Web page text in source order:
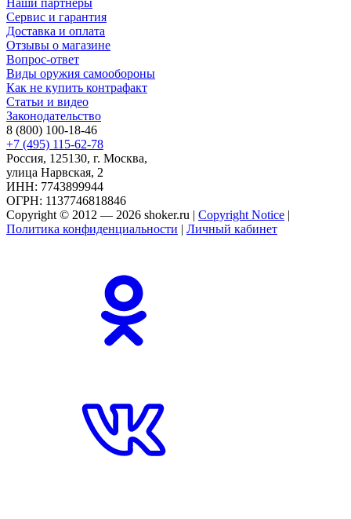
Наши партнеры
Сервис и гарантия
Доставка и оплата
Отзывы о магазине
Вопрос-ответ
Виды оружия самообороны
Как не купить контрафакт
Статьи и видео
Законодательство
8 (800) 100-18-46
+7 (495) 115-62-78
Россия, 125130, г. Москва,
улица Нарвская, 2
ИНН: 7743899944
ОГРН: 1137746818846
Copyright © 2012 — 2026 shoker.ru | Copyright Notice |
Политика конфиденциальности | Личный кабинет